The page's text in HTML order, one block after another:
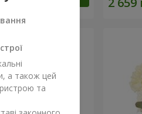
а також цей
та